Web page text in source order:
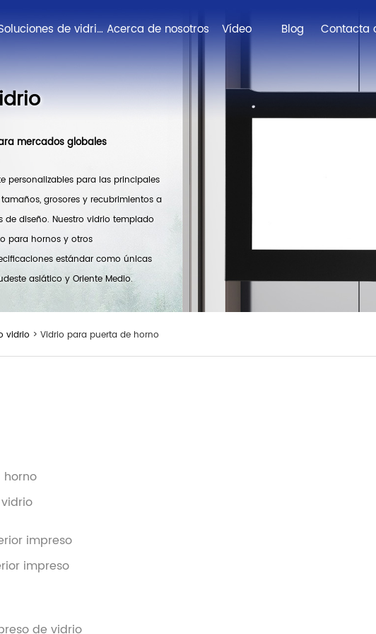
Soluciones de vidrio personalizadas Acerca de nosotros Vídeo Blog
mercados globales
personalizables para las principales
grosores y recubrimientos a
de diseño. Nuestro vidrio templado
para hornos y otros
estándar como únicas
asiático y Oriente Medio.
vidrio > Vidrio para puerta de horno
impreso
impreso
de vidrio